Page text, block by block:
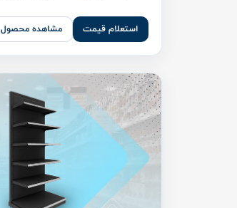
استعلام قیمت مشاهده محصول